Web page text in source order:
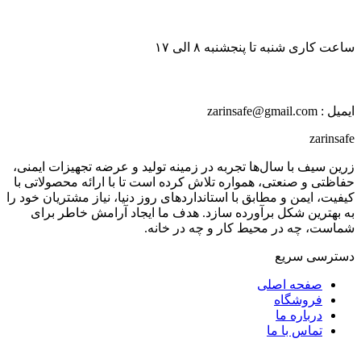
ساعت کاری شنبه تا پنجشنبه ۸ الی ۱۷
ایمیل : zarinsafe@gmail.com
zarinsafe
زرین سیف با سال‌ها تجربه در زمینه تولید و عرضه تجهیزات ایمنی،
حفاظتی و صنعتی، همواره تلاش کرده است تا با ارائه محصولاتی با
کیفیت، ایمن و مطابق با استانداردهای روز دنیا، نیاز مشتریان خود را
به بهترین شکل برآورده سازد. هدف ما ایجاد آرامش خاطر برای
شماست، چه در محیط کار و چه در خانه.
دسترسی سریع
صفحه اصلی
فروشگاه
درباره ما
تماس با ما